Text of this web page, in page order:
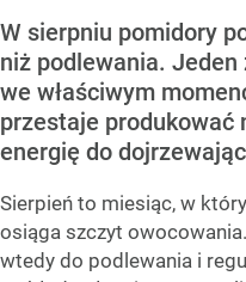
W sierpniu pomidory
niż podlewania.
we właściwym
przestaje produkować
energię do
Sierpień to miesiąc, w
osiąga szczyt
wtedy do podlewania i